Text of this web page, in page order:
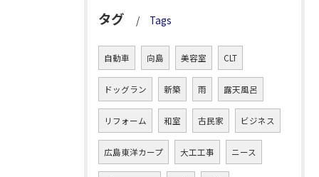
タグ Tags
自動車 向島 美容室 CLT
ドッグラン 新築 雨 露天風呂
リフォーム 和室 古民家 ビジネス
広島東洋カープ 大工工事 ニース